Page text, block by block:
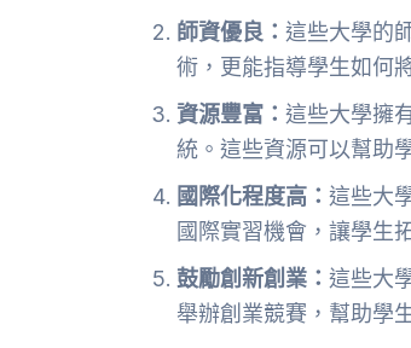
師資優良： 這些大學的
術，更能指導學生如何
資源豐富： 這些大學擁
統。這些資源可以幫助
國際化程度高： 這些大
國際實習機會，讓學生
鼓勵創新創業： 這些大
舉辦創業競賽，幫助學